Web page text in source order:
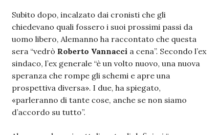
Subito dopo, incalzato dai cronisti che gli
chiedevano quali fossero i suoi prossimi passi da
uomo libero, Alemanno ha raccontato che questa
sera “vedrò Roberto Vannacci a cena”. Secondo l’ex
sindaco, l’ex generale “è un volto nuovo, una nuova
speranza che rompe gli schemi e apre una
prospettiva diversa». I due, ha spiegato,
«parleranno di tante cose, anche se non siamo
d’accordo su tutto”.